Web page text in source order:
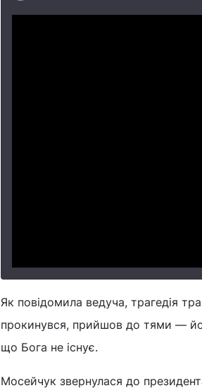
Як повідомила ведуча, трагедія
прокинувся, прийшов до тями —
що Бога не існує.
Мосейчук звернулася до